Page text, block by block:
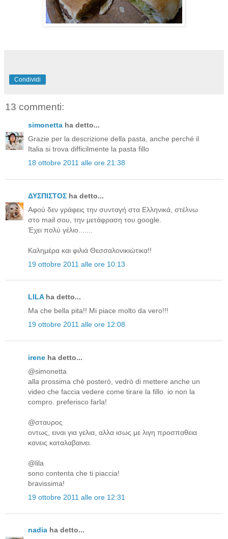
Condividi
13 commenti:
simonetta ha detto...
Grazie per la descrizione della pasta, anche perché il
Italia si trova difficilmente la pasta fillo
18 ottobre 2011 alle ore 21:38
ΔΥΣΠΙΣΤΟΣ ha detto...
Αφού δεν γράφεις την συνταγή στα Ελληνικά, στέλνω
στο mail σου, την μετάφραση του google.
Έχει πολύ γέλιο.......
Καλημέρα και φιλιά Θεσσαλονικιώτικα!!
19 ottobre 2011 alle ore 10:13
LILAha detto...
Μa che bella pita!! Mi piace molto da vero!!!
19 ottobre 2011 alle ore 12:08
irene ha detto...
@simonetta
alla prossima chè posterò, vedrò di mettere anche un
video che faccia vedere come tirare la fillo. io non la
compro. preferisco farla!
@σταυρος
οντως, ειναι για γελια, αλλα ισως με λιγη προσπαθεια
κανεις καταλαβαινει.
@lila
sono contenta che ti piaccia!
bravissima!
19 ottobre 2011 alle ore 12:31
nadia ha detto...